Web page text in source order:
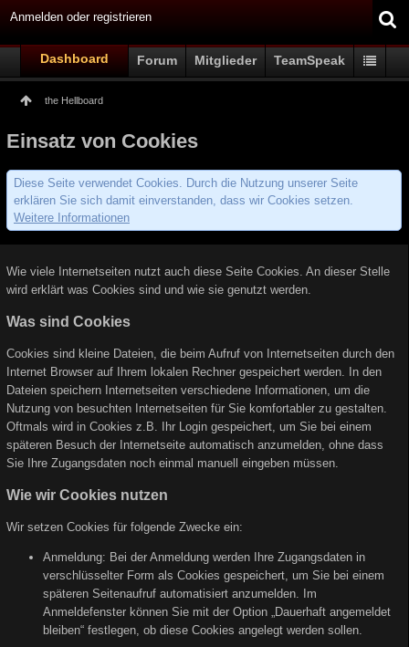
Anmelden oder registrieren
Dashboard Forum Mitglieder TeamSpeak
the Hellboard
Einsatz von Cookies
Diese Seite verwendet Cookies. Durch die Nutzung unserer Seite
erklären Sie sich damit einverstanden, dass wir Cookies setzen.
Weitere Informationen
Wie viele Internetseiten nutzt auch diese Seite Cookies. An dieser Stelle
wird erklärt was Cookies sind und wie sie genutzt werden.
Was sind Cookies
Cookies sind kleine Dateien, die beim Aufruf von Internetseiten durch den
Internet Browser auf Ihrem lokalen Rechner gespeichert werden. In den
Dateien speichern Internetseiten verschiedene Informationen, um die
Nutzung von besuchten Internetseiten für Sie komfortabler zu gestalten.
Oftmals wird in Cookies z.B. Ihr Login gespeichert, um Sie bei einem
späteren Besuch der Internetseite automatisch anzumelden, ohne dass
Sie Ihre Zugangsdaten noch einmal manuell eingeben müssen.
Wie wir Cookies nutzen
Wir setzen Cookies für folgende Zwecke ein:
Anmeldung: Bei der Anmeldung werden Ihre Zugangsdaten in
verschlüsselter Form als Cookies gespeichert, um Sie bei einem
späteren Seitenaufruf automatisiert anzumelden. Im
Anmeldefenster können Sie mit der Option „Dauerhaft angemeldet
bleiben“ festlegen, ob diese Cookies angelegt werden sollen.